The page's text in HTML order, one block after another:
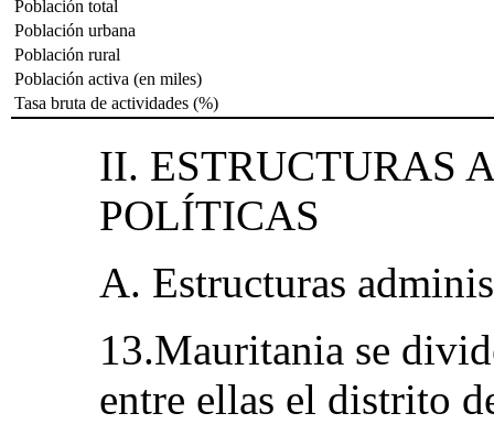
Población total
Población urbana
Población rural
Población activa (en miles)
Tasa bruta de actividades (%)
II. ESTRUCTURAS
POLÍTICAS
A. Estructuras
13.Mauritania se
entre ellas el distrito